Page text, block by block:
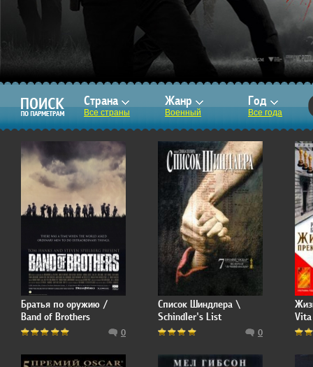
Страна
Все страны
Жанр
Военный
Год
Все года
Братья по оружию /
Band of Brothers
0
Список Шиндлера \
Schindler's List
0